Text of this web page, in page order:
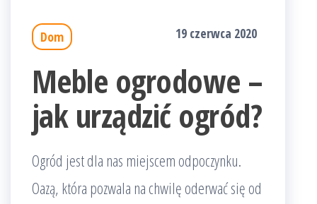
Dom 19 czerwca 2020
Meble ogrodowe –
jak urządzić ogród?
Ogród jest dla nas miejscem odpoczynku.
Oazą, która pozwala na chwilę oderwać się od